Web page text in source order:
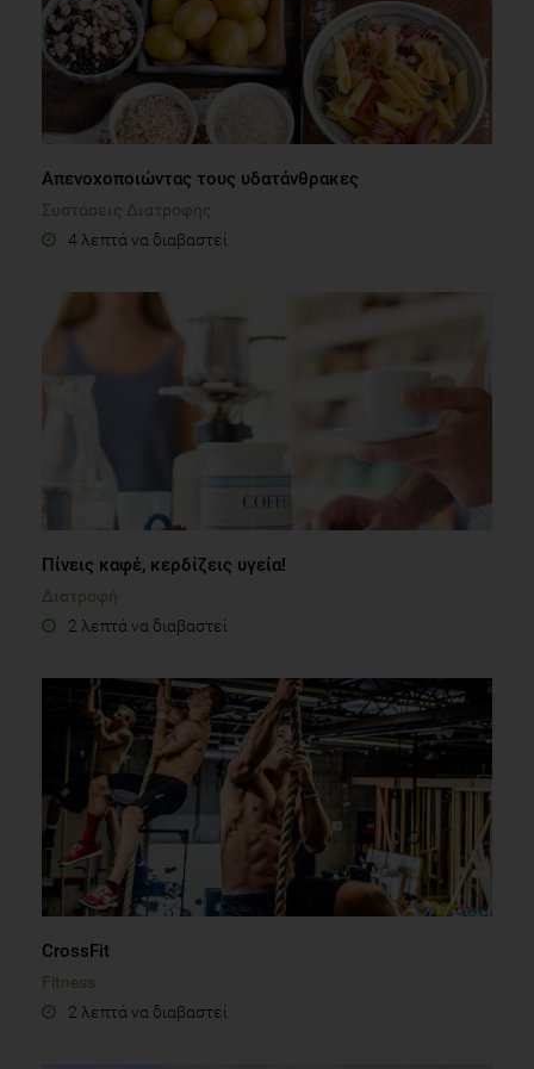
Απενοχοποιώντας τους υδατάνθρακες
Συστάσεις Διατροφής
4 λεπτά να διαβαστεί
Πίνεις καφέ, κερδίζεις υγεία!
Διατροφή
2 λεπτά να διαβαστεί
CrossFit
Fitness
2 λεπτά να διαβαστεί